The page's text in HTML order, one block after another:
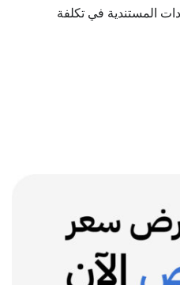
المستندية في تكلفة